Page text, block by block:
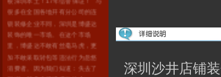
很多在全国各地开有分公司的连
锁装修企业不同，深圳是博盛达
装饰的唯一市场。在这个市场
里，博盛达不敢有丝毫马虎，更
加不敢采取转包等违法行为忽悠
消费者。因为我们知道：失去了
深圳，就失去了博盛达的全
深圳沙井店铺